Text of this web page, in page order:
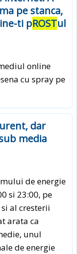
pe stanca,
ti pROSTul
online
cu spray pe
dar
media
de energie
si 23:00, pe
al cresterii
arata ca
unul
de energie